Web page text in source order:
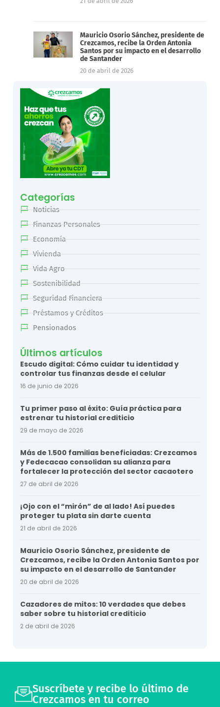
Mauricio Osorio Sánchez, presidente de
Crezcamos, recibe la Orden Antonia
Santos por su impacto en el desarrollo
de Santander
20 de abril de 2026
Categorías
Noticias
Finanzas Personales
Economía
Vivienda
Vida Agro
Sostenibilidad
Seguridad Financiera
Préstamos y Créditos
Pensionados
Últimos artículos
Escudo digital: Cómo cuidar tu identidad y
controlar tus finanzas desde el celular
16 de junio de 2026
Tu primer paso al éxito: Guía práctica para
estrenar tu historial crediticio
29 de mayo de 2026
Más de 1.500 familias beneficiadas: Crezcamos
y Fedecacao consolidan su alianza para
fortalecer la protección del sector cacaotero
27 de abril de 2026
¡Ojo con el “mirón” de al lado! Así puedes
proteger tu plata sin darte cuenta
21 de abril de 2026
Mauricio Osorio Sánchez, presidente de
Crezcamos, recibe la Orden Antonia Santos por
su impacto en el desarrollo de Santander
20 de abril de 2026
Cazadores de mitos: 10 verdades que debes
saber sobre tu historial crediticio
2 de abril de 2026
Suscríbete y recibe lo último de
Crezcamos en tu correo